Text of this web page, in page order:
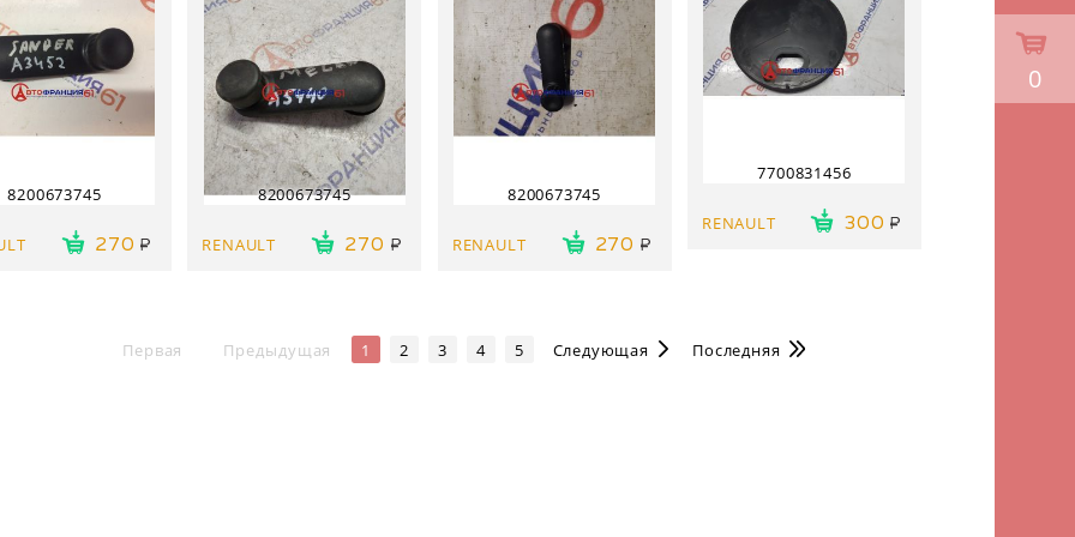
8200673745
270
8200673745
RENAULT 270
8200673745
RENAULT 270
7700831456
RENAULT 300
Первая Предыдущая 1 2 3 4 5 Следующая Последняя
0